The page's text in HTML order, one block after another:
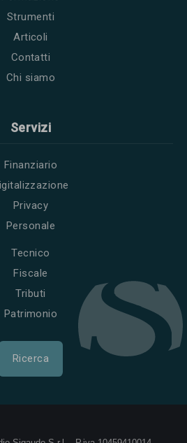
Strumenti
Articoli
Contatti
Chi siamo
Servizi
Finanziario
Privacy
Personale
Tecnico
Fiscale
Tributi
Patrimonio
Ricerca